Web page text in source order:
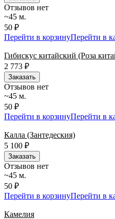
Отзывов нет
~45 м.
50 ₽
Перейти в корзинуПерейти в
Гибискус китайский (Роза
2 773 ₽
Заказать
Отзывов нет
~45 м.
50 ₽
Перейти в корзинуПерейти в
Калла (Зантедеския)
5 100 ₽
Заказать
Отзывов нет
~45 м.
50 ₽
Перейти в корзинуПерейти в
Камелия